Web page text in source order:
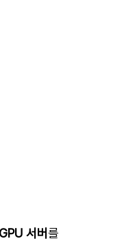
서버를